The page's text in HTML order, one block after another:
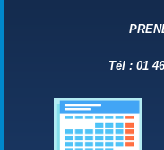
Tél : 01